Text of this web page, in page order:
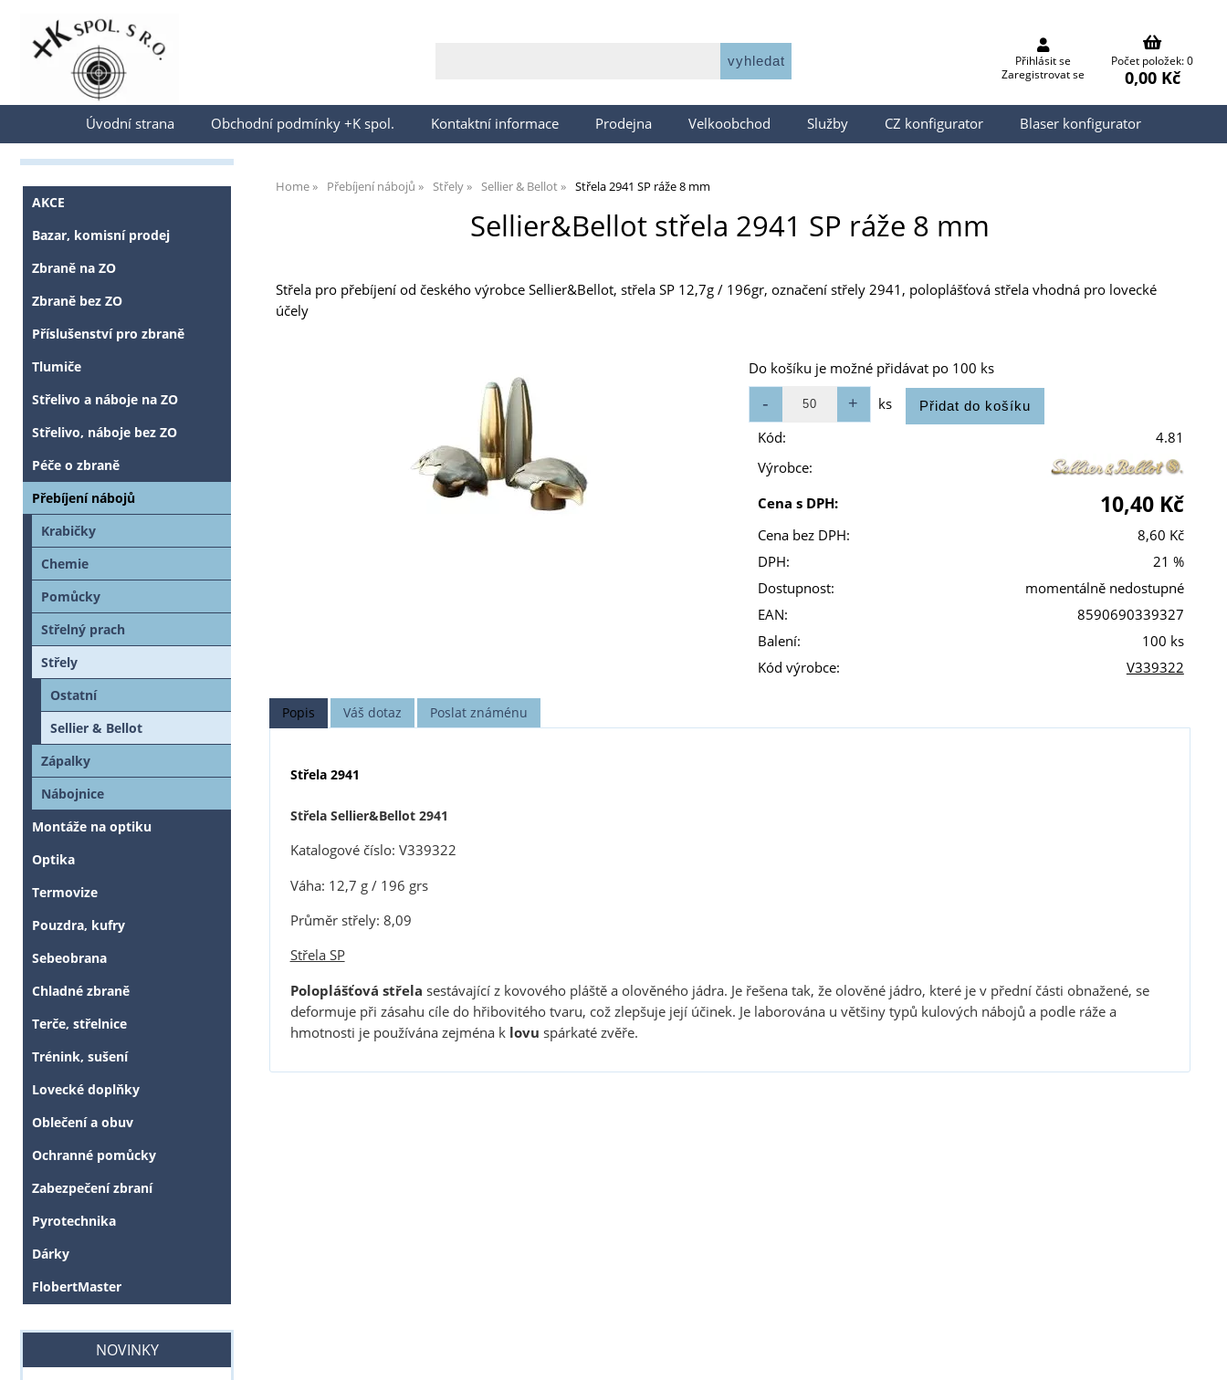
Přihlásit se
Přihlásit se
Zaregistrovat se
Počet položek: 0
0,00 Kč
Úvodní strana Obchodní podmínky +K spol. Kontaktní informace Prodejna Velkoobchod Služby CZ konfigurator Blaser konfigurator
Home Přebíjení nábojů Střely Sellier & Bellot Střela 2941 SP ráže 8 mm
Sellier&Bellot střela 2941 SP ráže 8 mm
Střela pro přebíjení od českého výrobce Sellier&Bellot, střela SP 12,7g / 196gr, označení střely 2941, poloplášťová střela vhodná pro lovecké
účely
Do košíku je možné přidávat po 100 ks
ks
Kód:
4.81
Výrobce:
Cena s DPH:
10,40 Kč
Cena bez DPH:
8,60 Kč
DPH:
21 %
Dostupnost:
momentálně nedostupné
EAN:
8590690339327
Balení:
100 ks
Kód výrobce:
V339322
Popis Váš dotaz Poslat známénu
Střela 2941
Střela Sellier&Bellot 2941
Katalogové číslo: V339322
Váha: 12,7 g / 196 grs
Průměr střely: 8,09
Střela SP
Poloplášťová střela sestávající z kovového pláště a olověného jádra. Je řešena tak, že olověné jádro, které je v přední části obnažené, se
deformuje při zásahu cíle do hřibovitého tvaru, což zlepšuje její účinek. Je laborována u většiny typů kulových nábojů a podle ráže a
hmotnosti je používána zejména k lovu spárkaté zvěře.
AKCE
Bazar, komisní prodej
Zbraně na ZO
Zbraně bez ZO
Příslušenství pro zbraně
Tlumiče
Střelivo a náboje na ZO
Střelivo, náboje bez ZO
Péče o zbraně
Přebíjení nábojů
Krabičky
Chemie
Pomůcky
Střelný prach
Střely
Ostatní
Sellier & Bellot
Zápalky
Nábojnice
Montáže na optiku
Optika
Termovize
Pouzdra, kufry
Sebeobrana
Chladné zbraně
Terče, střelnice
Trénink, sušení
Lovecké doplňky
Oblečení a obuv
Ochranné pomůcky
Zabezpečení zbraní
Pyrotechnika
Dárky
FlobertMaster
NOVINKY